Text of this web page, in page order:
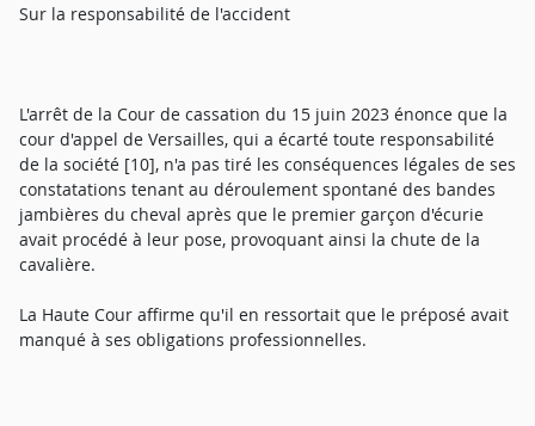
Sur la responsabilité de l'accident
L'arrêt de la Cour de cassation du 15 juin 2023 énonce que la
cour d'appel de Versailles, qui a écarté toute responsabilité
de la société [10], n'a pas tiré les conséquences légales de ses
constatations tenant au déroulement spontané des bandes
jambières du cheval après que le premier garçon d'écurie
avait procédé à leur pose, provoquant ainsi la chute de la
cavalière.
La Haute Cour affirme qu'il en ressortait que le préposé avait
manqué à ses obligations professionnelles.